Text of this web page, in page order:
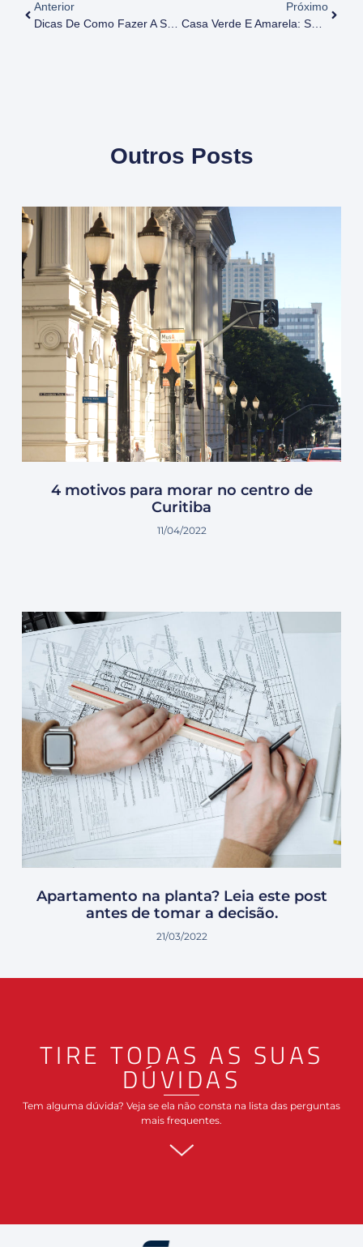
Anterior
Dicas De Como Fazer A Sua Própria Área De Lazer Em Casa
Próximo
Casa Verde E Amarela: Saiba Tudo
Outros Posts
4 motivos para morar no centro de
Curitiba
11/04/2022
Apartamento na planta? Leia este post
antes de tomar a decisão.
21/03/2022
TIRE TODAS AS SUAS
DÚVIDAS
Tem alguma dúvida? Veja se ela não consta na lista das perguntas
mais frequentes.